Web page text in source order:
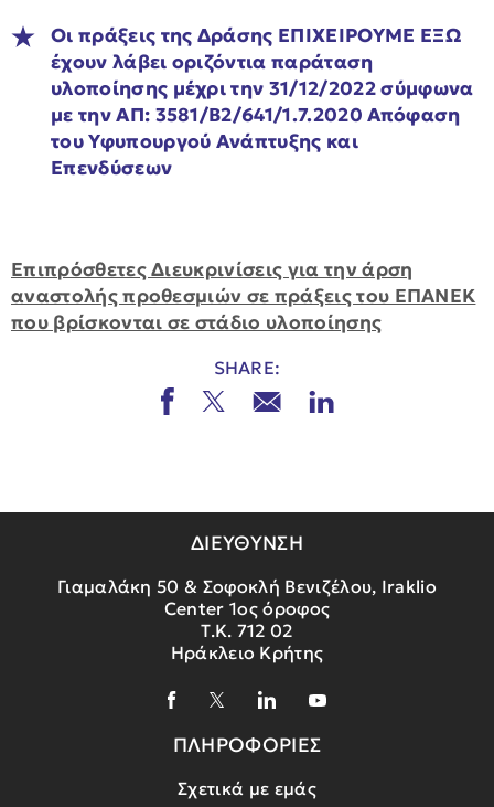
Οι πράξεις της Δράσης ΕΠΙΧΕΙΡΟΥΜΕ ΕΞΩ
έχουν λάβει οριζόντια παράταση
υλοποίησης μέχρι την 31/12/2022 σύμφωνα
με την ΑΠ: 3581/Β2/641/1.7.2020 Απόφαση
του Υφυπουργού Ανάπτυξης και
Επενδύσεων
Επιπρόσθετες Διευκρινίσεις για την άρση
αναστολής προθεσμιών σε πράξεις του ΕΠΑΝΕΚ
που βρίσκονται σε στάδιο υλοποίησης
SHARE:
ΔΙΕΥΘΥΝΣΗ
Γιαμαλάκη 50 & Σοφοκλή Βενιζέλου, Iraklio
Center 1ος όροφος
Τ.Κ. 712 02
Ηράκλειο Κρήτης
ΠΛΗΡΟΦΟΡΙΕΣ
Σχετικά με εμάς